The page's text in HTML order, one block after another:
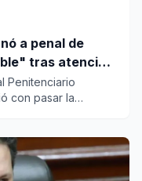
a penal de
tras atención
Penitenciario
con pasar la